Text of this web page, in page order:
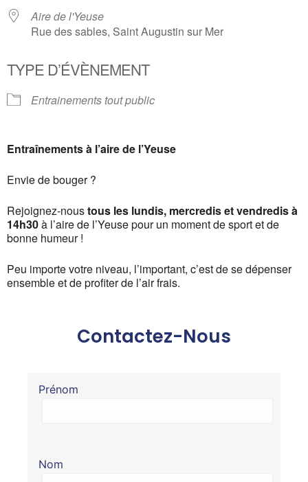
Aire de l'Yeuse
Rue des sables, Saint Augustin sur Mer
TYPE D’ÉVÈNEMENT
Entrainements tout public
Entraînements à l’aire de l’Yeuse
Envie de bouger ?
Rejoignez-noustous les lundis, mercredis et vendredis à
14h30à l’aire de l’Yeuse pour un moment de sport et de
bonne humeur !
Peu importe votre niveau, l’important, c’est de se dépenser
ensemble et de profiter de l’air frais.
Contactez-Nous
Prénom
Nom